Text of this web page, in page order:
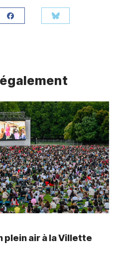
plein air à la Villette